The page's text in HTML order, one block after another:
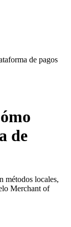
de pagos
de
métodos locales,
Merchant of